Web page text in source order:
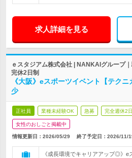
求人詳細を見る
ｅスタジアム株式会社 | NANKAIグループ
完休2日制
《大阪》eスポーツイベント【テク
少
正社員 業種未経験OK 急募 完全週休2
女性のおしごと掲載中
情報更新日：2026/05/29 終了予定日： 2026/11/
《成長環境でキャリアアップ◎》e